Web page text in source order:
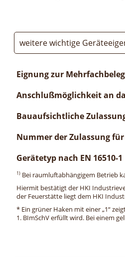
weitere wichtige
Eignung zur
Anschlußmöglichkeit an
Bauaufsichtliche
Nummer der Zulassung
Gerätetyp nach EN 16510-1
1) Bei raumluftabhängigem Betrieb
Hiermit bestätigt der HKI
der Feuerstätte liegt dem HKI
* Ein grüner Haken mit einer „1“
1. BImSchV erfüllt wird. Bei einem